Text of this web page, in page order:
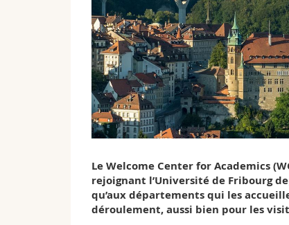
Le Welcome Center for Academics
rejoignant l’Université de Fribourg
qu’aux départements qui les
déroulement, aussi bien pour les